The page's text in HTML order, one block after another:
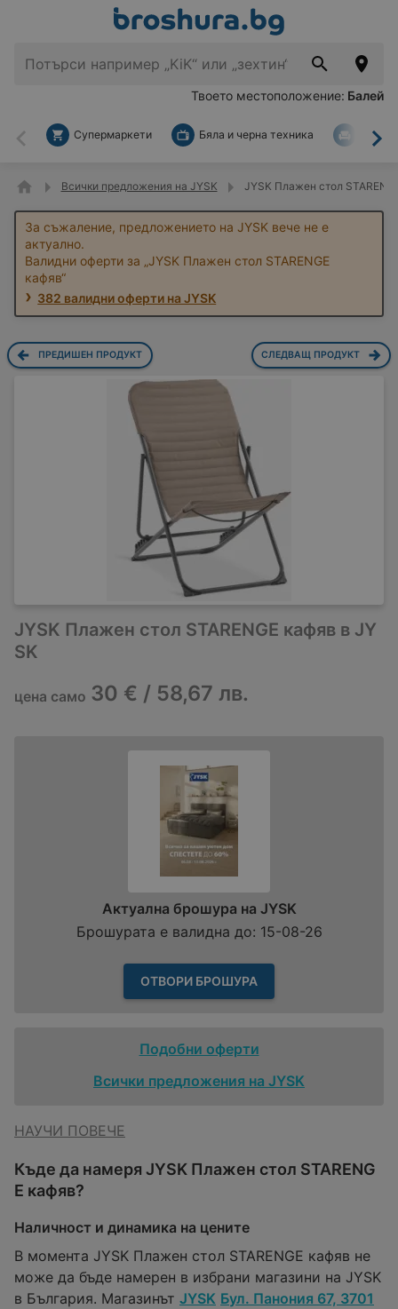
Твоето местоположение: Балей
Назад
Супермаркети Бяла и черна техника За
Всички предложения на JYSK JYSK Плажен стол
За съжаление, предложението на JYSK вече не е
актуално.
Валидни оферти за „JYSK Плажен стол STARENGE
кафяв“
382 валидни оферти на JYSK
ПРЕДИШЕН ПРОДУКТ СЛЕДВАЩ ПРОДУКТ
JYSK Плажен стол STARENGE кафяв в JY
SK
цена само 30 € / 58,67 лв.
Актуална брошура на JYSK
Брошурата е валидна до: 15-08-26
ОТВОРИ БРОШУРА
Подобни оферти
Всички предложения на JYSK
НАУЧИ ПОВЕЧЕ
Къде да намеря JYSK Плажен стол STARENG
E кафяв?
Наличност и динамика на цените
В момента JYSK Плажен стол STARENGE кафяв не
може да бъде намерен в избрани магазини на JYSK
в България. Магазинът JYSK Бул. Панония 67, 3701